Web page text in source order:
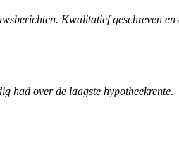
Kwalitatief geschreven
had over de laagste hypotheekrente.